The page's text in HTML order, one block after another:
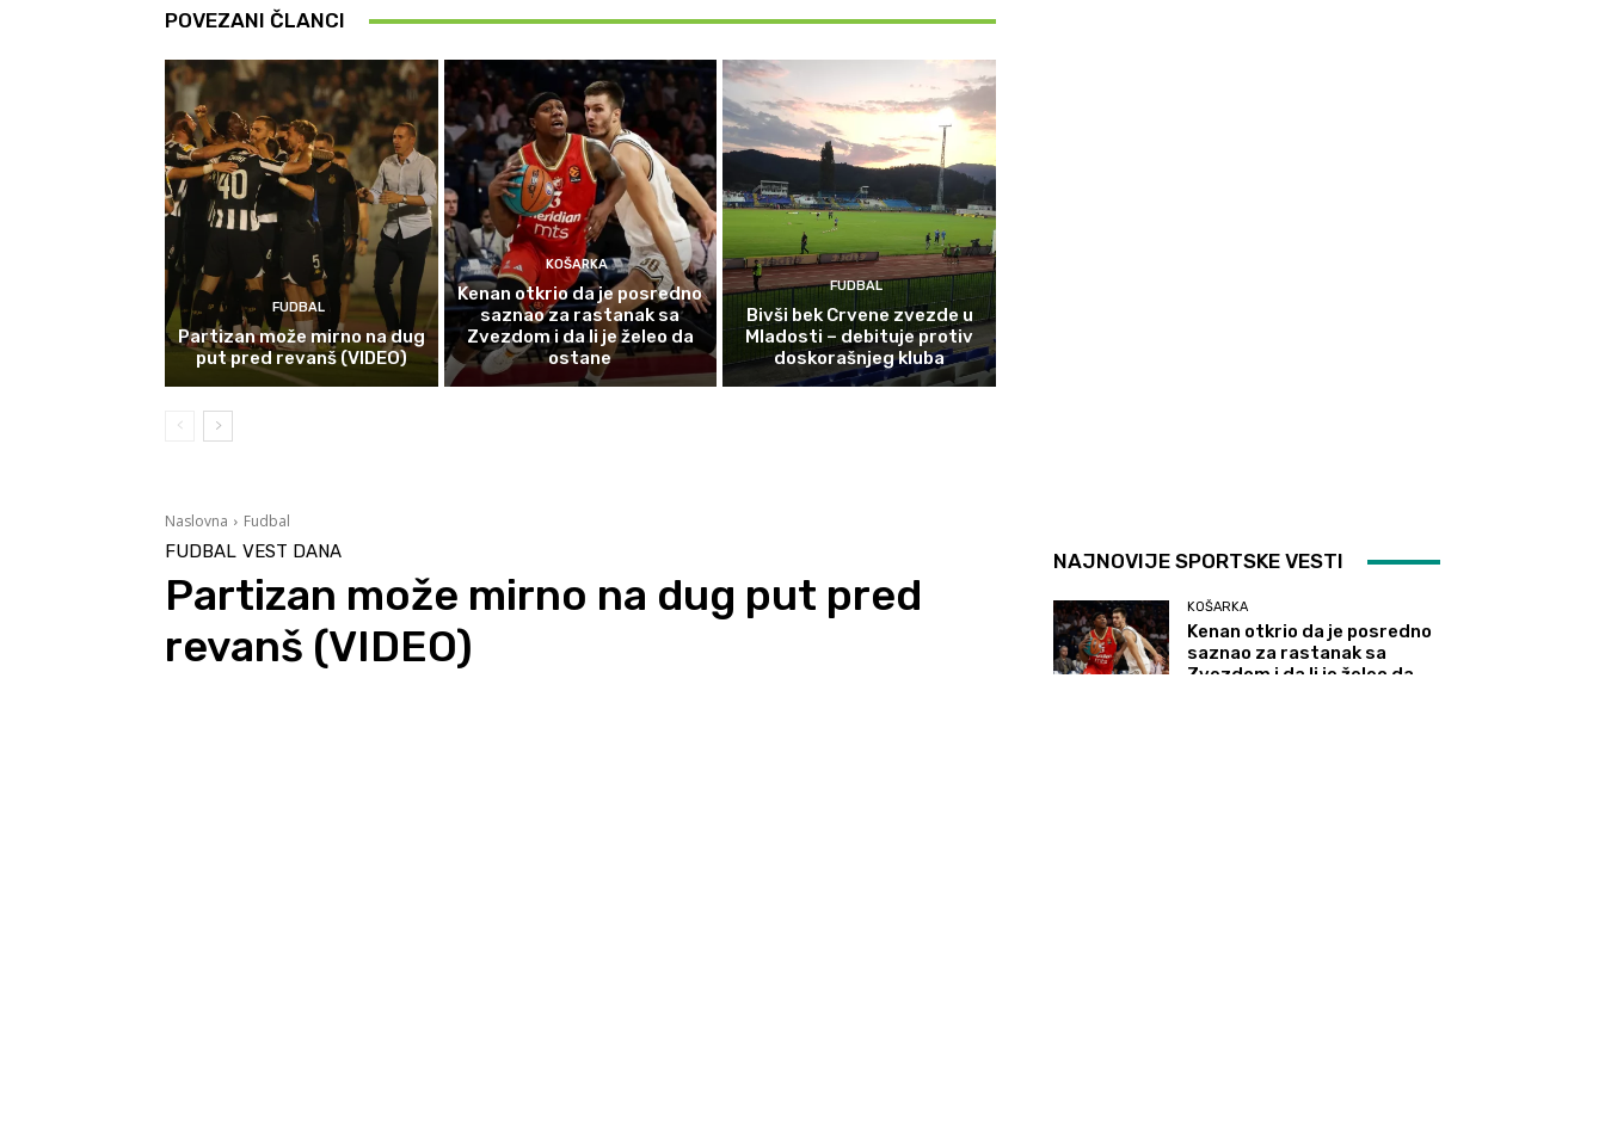
POVEZANI ČLANCI
FUDBAL
Partizan može mirno na dug
put pred revanš (VIDEO)
KOŠARKA
Kenan otkrio da je posredno
saznao za rastanak sa
Zvezdom i da li je želeo da
ostane
FUDBAL
Bivši bek Crvene zvezde u
Mladosti – debituje protiv
doskorašnjeg kluba